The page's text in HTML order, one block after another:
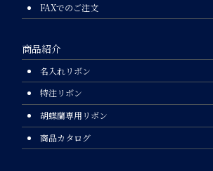
FAXでのご注文
商品紹介
名入れリボン
特注リボン
胡蝶蘭専用リボン
商品カタログ